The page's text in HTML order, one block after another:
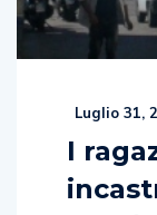
Luglio 31,
I